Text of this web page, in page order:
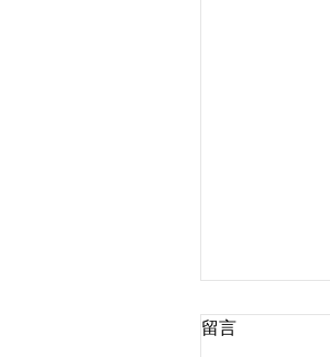
留言